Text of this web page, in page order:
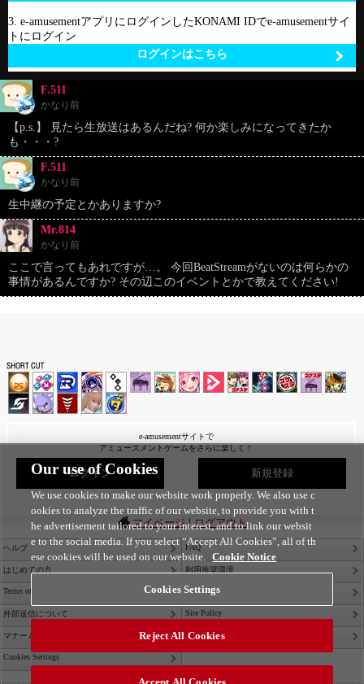
3. e-amusementアプリにログインしたKONAMI IDでe-amusementサイ
トにログイン
ログインはこちら
F.511
かなり前
【p.s.】 見たら生放送はあるんだね?️ 何か楽しみになってきたか
も・・・?️
F.511
かなり前
生中継の予定とかありますか?
Mr.814
かなり前
ここで言ってもあれですが…。 今回BeatStreamがないのは何らかの
事情があるんですか? その辺このイベントとかで教えてください!
e-amusementサイトで
アミューズメントゲームをさらに楽しく！
ログイン 新規登録
マイページ|ログアウト
ヘルプ FAQ
はじめての方 利用推奨環境
Terms of Service Privacy Policy
外部送信について Site Policy
マナー＆ルール Contact Us
Cookies Settings
Our use of Cookies
We use cookies to make our website work properly. We also use c
ookies to analyze the traffic of our website, to provide you with t
he advertisement tailored to your interest, and to link our websit
e to the social media. If you select “Accept All Cookies”, all of th
ese cookies will be used on our website. Cookie Notice
Cookies Settings
Reject All Cookies